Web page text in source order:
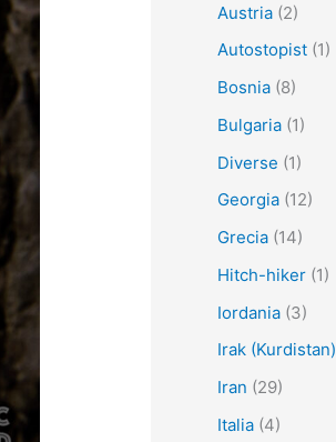
Austria(2)
Autostopist(1)
Bosnia(8)
Bulgaria(1)
Diverse (1)
Georgia(12)
Grecia(14)
Hitch-hiker(1)
Iordania(3)
Irak (Kurdistan)
Iran (29)
Italia(4)